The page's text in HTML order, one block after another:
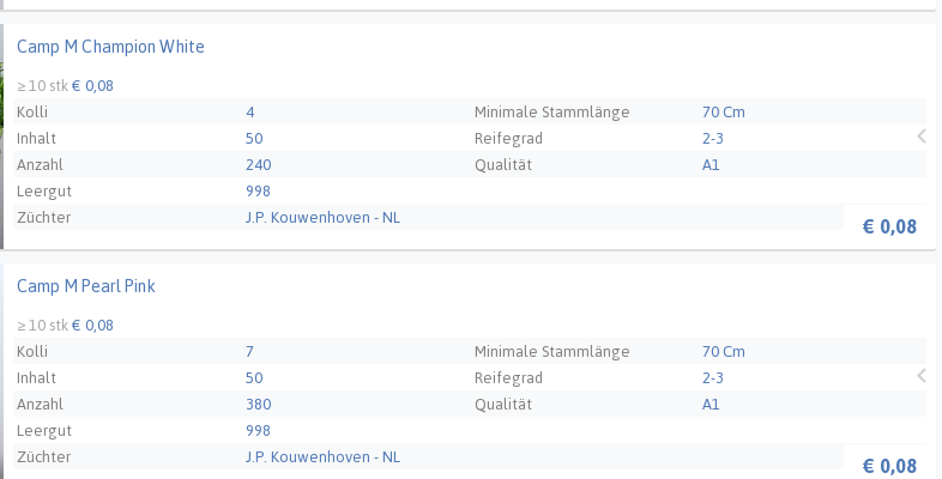
Camp M Champion White
≥ 10 stk€ 0,08
Kolli
4 Minimale Stammlänge
70 Cm
Inhalt
50 Reifegrad
2-3
Anzahl
240 Qualität
A1
Leergut
998
Züchter
J.P. Kouwenhoven - NL € 0,08
Camp M Pearl Pink
≥ 10 stk€ 0,08
Kolli
7 Minimale Stammlänge
70 Cm
Inhalt
50 Reifegrad
2-3
Anzahl
380 Qualität
A1
Leergut
998
Züchter
J.P. Kouwenhoven - NL € 0,08